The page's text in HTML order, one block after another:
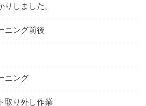
しました。
ニング前後
ニング
取り外し作業